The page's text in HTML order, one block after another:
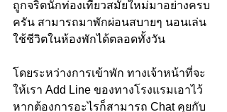
ถูกจริตนักท่องเที่ยวสมัยใหม่มาอย่างครบ
ครัน สามารถมาพักผ่อนสบายๆ นอนเล่น
ใช้ชีวิตในห้องพักได้ตลอดทั้งวัน
โดยระหว่างการเข้าพัก ทางเจ้าหน้าที่จะ
ให้เรา Add Line ของทางโรงแรมเอาไว้
หากต้องการอะไรก็สามารถ Chat คุยกับ